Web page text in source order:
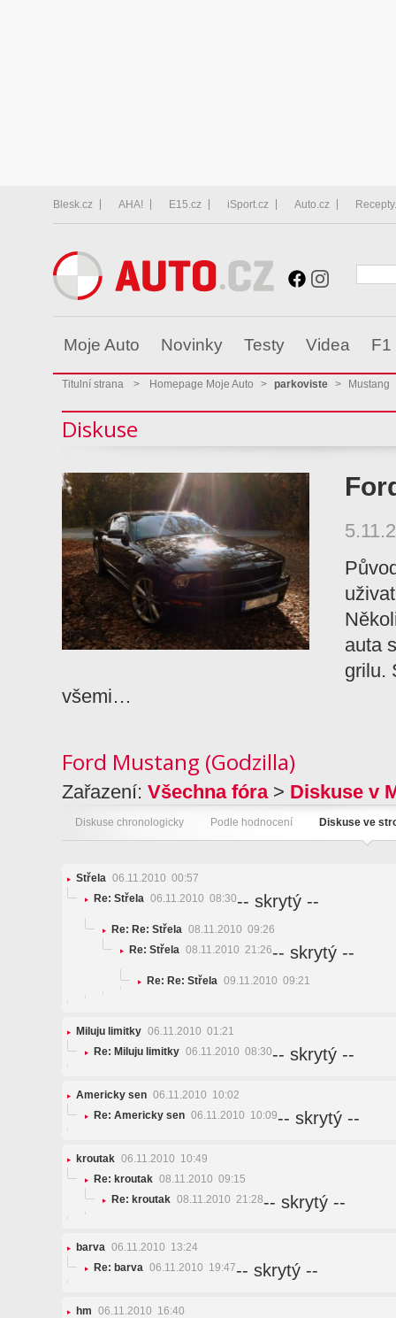
Blesk.cz AHA! E15.cz iSport.cz Auto.cz
Moje Auto Novinky Testy Videa F1
Titulní strana > Homepage Moje Auto > parkoviste > Mustang
Diskuse
auta
grilu.
všemi…
Ford Mustang (Godzilla)
Zařazení: Všechna fóra> Diskuse v
Diskuse chronologicky Podle hodnocení Diskuse ve
Střela 06.11.2010 00:57
Re: Střela 06.11.2010 08:30-- skrytý --
Re: Re: Střela 08.11.2010 09:26
Re: Střela 08.11.2010 21:26-- skrytý --
Re: Re: Střela 09.11.2010 09:21
Miluju limitky 06.11.2010 01:21
Re: Miluju limitky 06.11.2010 08:30-- skrytý --
Americky sen 06.11.2010 10:02
Re: Americky sen 06.11.2010 10:09-- skrytý --
kroutak 06.11.2010 10:49
Re: kroutak 08.11.2010 09:15
Re: kroutak 08.11.2010 21:28-- skrytý --
barva 06.11.2010 13:24
Re: barva 06.11.2010 19:47-- skrytý --
hm 06.11.2010 16:40